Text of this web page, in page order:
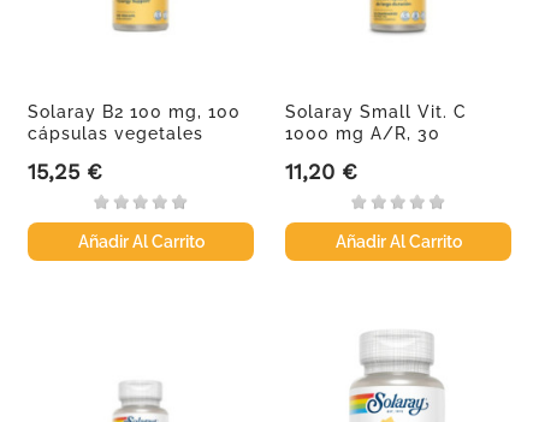
Solaray B2 100 mg, 100
cápsulas vegetales
Precio
15,25 €
Añadir Al Carrito
Solaray Small Vit. C
1000 mg A/R, 30
Precio
11,20 €
Añadir Al Carrito